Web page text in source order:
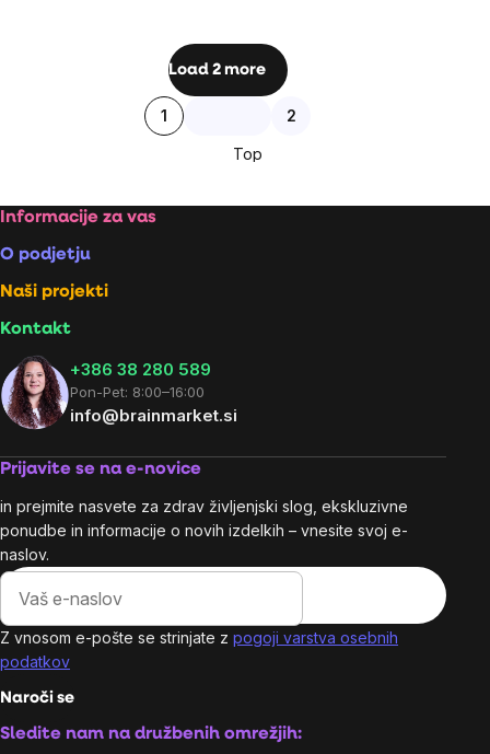
Listing
controls
Load 2 more
Pagination
1 2
Top
Footer
Informacije za vas
O podjetju
Naši projekti
Kontakt
+386 38 280 589
Pon-Pet: 8:00–16:00
info@brainmarket.si
Prijavite se na e-novice
in prejmite nasvete za zdrav življenjski slog, ekskluzivne
ponudbe in informacije o novih izdelkih – vnesite svoj e-
naslov.
Z vnosom e-pošte se strinjate z pogoji varstva osebnih
podatkov
Naroči se
Sledite nam na družbenih omrežjih: